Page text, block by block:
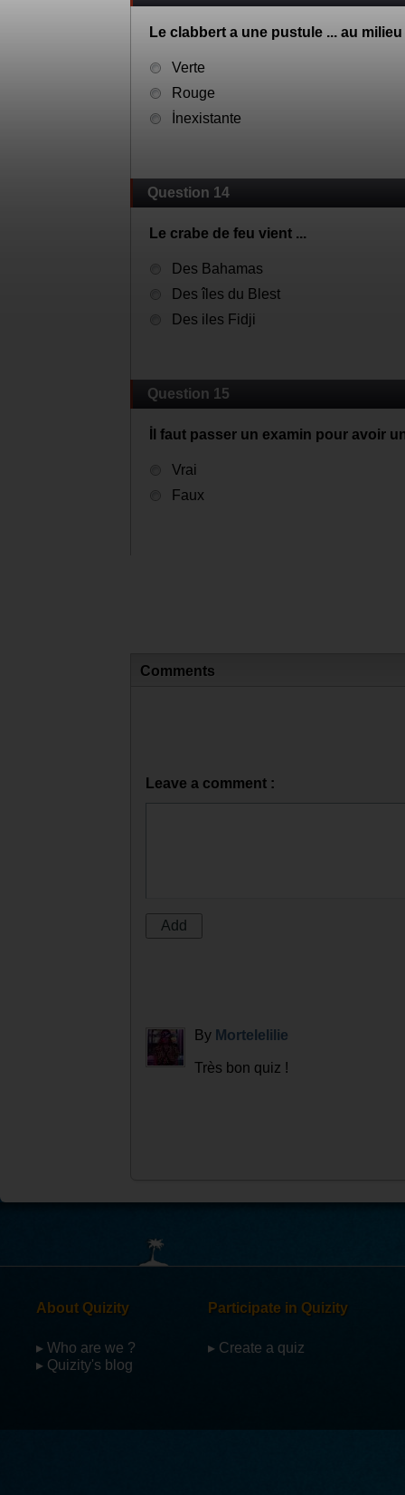
Le clabbert a une pustule ... au
Verte
Rouge
İnexistante
Question 14
Le crabe de feu vient ...
Des Bahamas
Des îles du Blest
Des iles Fidji
Question 15
İl faut passer un examin pour avoir
Vrai
Faux
Comments
Leave a comment :
By Mortelelilie
Très bon quiz !
About Quizity
▸ Who are we ?
▸ Quizity's blog
Participate in Quizity
▸ Create a quiz